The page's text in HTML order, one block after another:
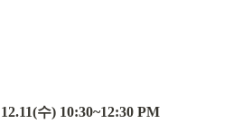
수) 10:30~12:30 PM